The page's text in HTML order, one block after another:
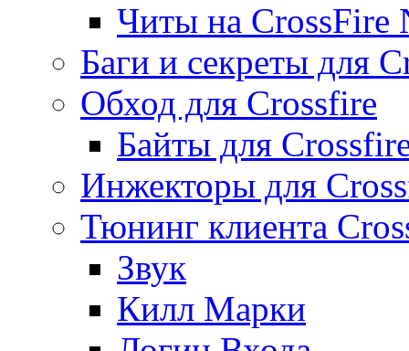
Читы на CrossFire
Баги и секреты для
Обход для Crossfire
Байты для
Инжекторы для
Тюнинг клиента
Звук
Килл Марки